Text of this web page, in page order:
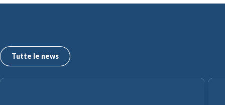
Tutte le news